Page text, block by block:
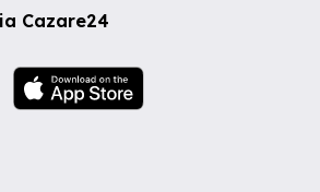
Cazare24